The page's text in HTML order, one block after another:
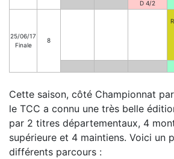
D 4/2
25/06/17
Finale
8
Cette saison, côté Championnat
le TCC a connu une très belle
par 2 titres départementaux, 4
supérieure et 4 maintiens. Voici un
différents parcours :